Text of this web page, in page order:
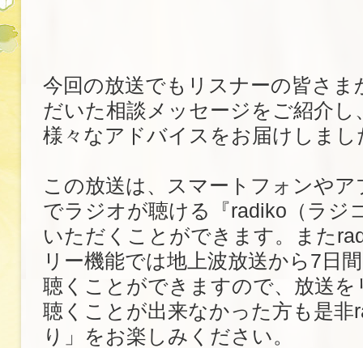
今回の放送でもリスナーの皆さま
だいた相談メッセージをご紹介し
様々なアドバイスをお届けしまし
この放送は、スマートフォンや
でラジオが聴ける『radiko（ラジ
いただくことができます。また
リー機能では地上波放送から7日
聴くことができますので、放送
聴くことが出来なかった方も是非
り」をお楽しみください。